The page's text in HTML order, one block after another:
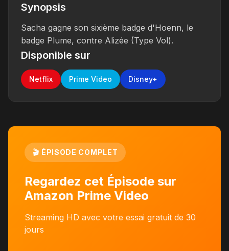
Synopsis
Sacha gagne son sixième badge d'Hoenn, le
badge Plume, contre Alizée (Type Vol).
Disponible sur
Netflix Prime Video Disney+
🎬 ÉPISODE COMPLET
Regardez cet Épisode sur
Amazon Prime Video
Streaming HD avec votre essai gratuit de 30
jours